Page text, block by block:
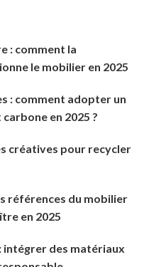
: comment la
le mobilier en 2025
: comment adopter un
en 2025 ?
créatives pour recycler
références du mobilier
en 2025
intégrer des matériaux